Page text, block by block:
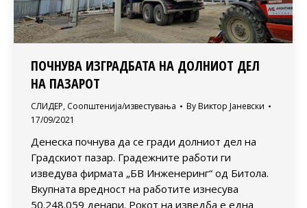
ПОЧНУВА ИЗГРАДБАТА НА ДОЛНИОТ ДЕЛ
НА ПАЗАРОТ
СЛИДЕР, Соопштенија/известувања By Виктор Јаневски
17/09/2021
Денеска почнува да се гради долниот дел на
Градскиот пазар. Градежните работи ги
изведува фирмата „БВ Инженеринг“ од Битола.
Вкупната вредност на работите изнесува
50.248.059 денари. Рокот на изведба е една